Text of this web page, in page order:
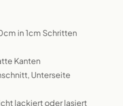
in 1cm Schritten
Kanten
Unterseite
lackiert oder lasiert